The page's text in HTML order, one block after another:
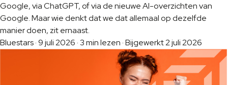
Google, via ChatGPT, of via de nieuwe AI-overzichten van
Google. Maar wie denkt dat we dat allemaal op dezelfde
manier doen, zit ernaast.
Bluestars·9 juli 2026 ·3 min lezen ·Bijgewerkt 2 juli 2026